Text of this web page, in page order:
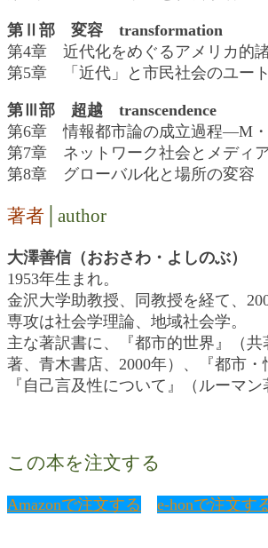
第Ⅱ部 変容 transformation
第4章 近代化をめぐるアメリカ的
第5章 「近代」と市民社会のユー
第Ⅲ部 超越 transcendence
第6章 情報都市論の成立過程―M・
第7章 ネットワーク社会とメディ
第8章 グローバル化と場所の変容
著者 │author
大澤善信（おおさわ・よしのぶ）
1953年生まれ。
金沢大学助教授、同教授を経て、
専攻は社会学理論、地域社会学。
主な著訳書に、『都市的世界』（
著、青木書店、2000年）、『都市
『自己言及性について』（ルーマ
この本を注文する
Amazonで注文する e-honで注文す